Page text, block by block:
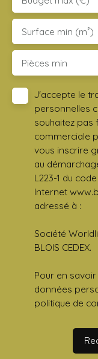
Surface min (m²)
Pièces min
J'accepte le
personnelles
souhaitez
commerciale
vous inscrire
au
L223-1 du
Internet
adressé à :
Société
BLOIS CEDEX.
Pour en
données
politique de